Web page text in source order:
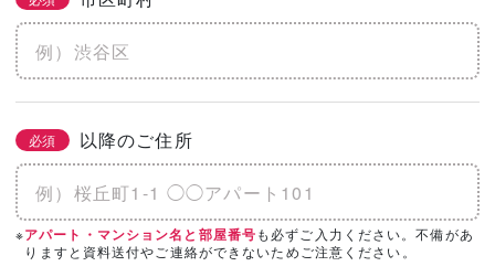
必須 以降のご住所
※アパート・マンション名と部屋番号も必ずご入力ください。不備があ
りますと資料送付やご連絡ができないためご注意ください。